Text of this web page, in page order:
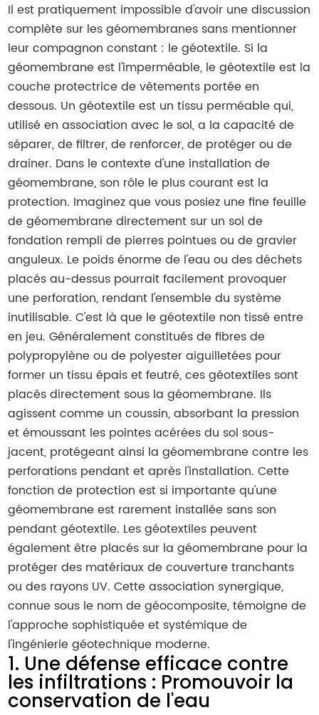
Il est pratiquement impossible d'avoir une discussion
complète sur les géomembranes sans mentionner
leur compagnon constant : le géotextile. Si la
géomembrane est l'imperméable, le géotextile est la
couche protectrice de vêtements portée en
dessous. Un géotextile est un tissu perméable qui,
utilisé en association avec le sol, a la capacité de
séparer, de filtrer, de renforcer, de protéger ou de
drainer. Dans le contexte d'une installation de
géomembrane, son rôle le plus courant est la
protection. Imaginez que vous posiez une fine feuille
de géomembrane directement sur un sol de
fondation rempli de pierres pointues ou de gravier
anguleux. Le poids énorme de l'eau ou des déchets
placés au-dessus pourrait facilement provoquer
une perforation, rendant l'ensemble du système
inutilisable. C'est là que le géotextile non tissé entre
en jeu. Généralement constitués de fibres de
polypropylène ou de polyester aiguilletées pour
former un tissu épais et feutré, ces géotextiles sont
placés directement sous la géomembrane. Ils
agissent comme un coussin, absorbant la pression
et émoussant les pointes acérées du sol sous-
jacent, protégeant ainsi la géomembrane contre les
perforations pendant et après l'installation. Cette
fonction de protection est si importante qu'une
géomembrane est rarement installée sans son
pendant géotextile. Les géotextiles peuvent
également être placés sur la géomembrane pour la
protéger des matériaux de couverture tranchants
ou des rayons UV. Cette association synergique,
connue sous le nom de géocomposite, témoigne de
l'approche sophistiquée et systémique de
l'ingénierie géotechnique moderne.
1. Une défense efficace contre
les infiltrations : Promouvoir la
conservation de l'eau